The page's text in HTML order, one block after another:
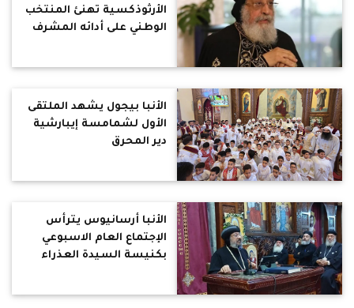
الأرثوذكسية تهنئ المنتخب
الوطني على أدائه المشرف
الأنبا بيجول يشهد الملتقى
الأول لشمامسة إيبارشية
دير المحرق
الأنبا أرسانيوس يترأس
الإجتماع العام الاسبوعي
بكنيسة السيدة العذراء